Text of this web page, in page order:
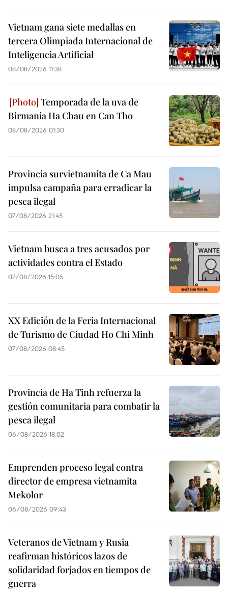
Vietnam gana siete medallas en
tercera Olimpiada Internacional de
Inteligencia Artificial
08/08/2026 11:38
Temporada de la uva de
Birmania Ha Chau en Can Tho
08/08/2026 01:30
Provincia survietnamita de Ca Mau
impulsa campaña para erradicar la
pesca ilegal
07/08/2026 21:45
Vietnam busca a tres acusados por
actividades contra el Estado
07/08/2026 15:05
XX Edición de la Feria Internacional
de Turismo de Ciudad Ho Chi Minh
07/08/2026 08:45
Provincia de Ha Tinh refuerza la
gestión comunitaria para combatir la
pesca ilegal
06/08/2026 18:02
Emprenden proceso legal contra
director de empresa vietnamita
Mekolor
06/08/2026 09:43
Veteranos de Vietnam y Rusia
reafirman históricos lazos de
solidaridad forjados en tiempos de
guerra